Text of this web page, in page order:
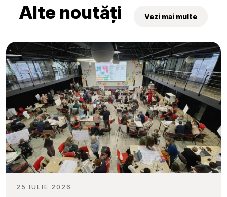
Alte noutăți Vezi mai multe
25 IULIE 2026